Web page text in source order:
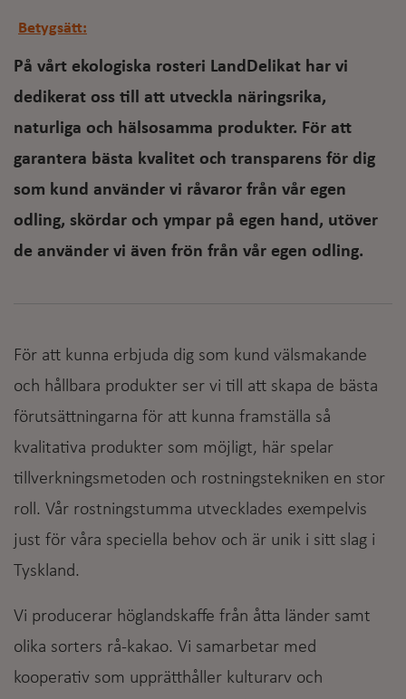
Betygsätt:
På vårt ekologiska rosteri LandDelikat har vi
dedikerat oss till att utveckla näringsrika,
naturliga och hälsosamma produkter. För att
garantera bästa kvalitet och transparens för dig
som kund använder vi råvaror från vår egen
odling, skördar och ympar på egen hand, utöver
de använder vi även frön från vår egen odling.
För att kunna erbjuda dig som kund välsmakande
och hållbara produkter ser vi till att skapa de bästa
förutsättningarna för att kunna framställa så
kvalitativa produkter som möjligt, här spelar
tillverkningsmetoden och rostningstekniken en stor
roll. Vår rostningstumma utvecklades exempelvis
just för våra speciella behov och är unik i sitt slag i
Tyskland.
Vi producerar höglandskaffe från åtta länder samt
olika sorters rå-kakao. Vi samarbetar med
kooperativ som upprätthåller kulturarv och